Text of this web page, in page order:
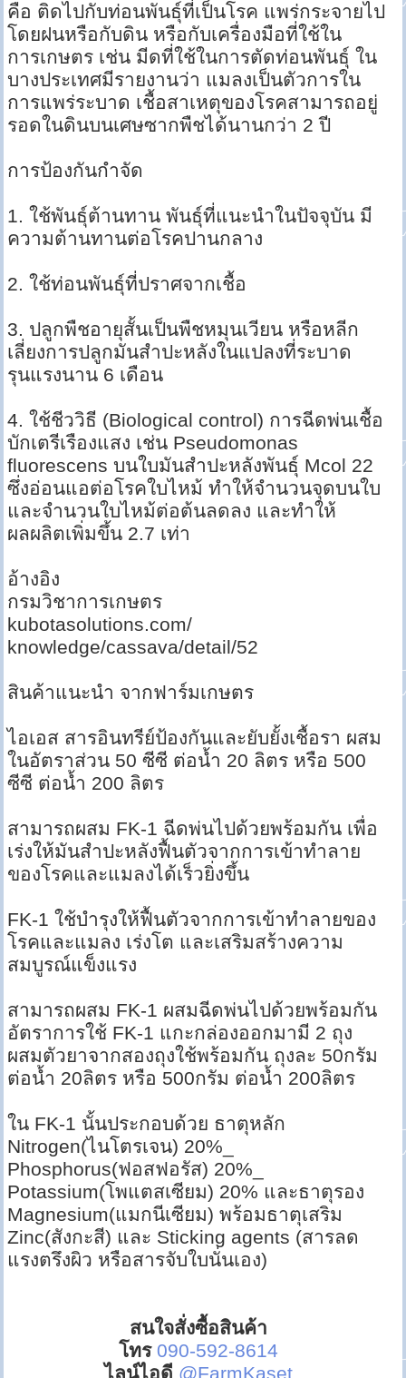
คือ ติดไปกับท่อนพันธุ์ที่เป็นโรค แพร่กระจายไป
โดยฝนหรือกับดิน หรือกับเครื่องมือที่ใช้ใน
การเกษตร เช่น มีดที่ใช้ในการตัดท่อนพันธุ์ ใน
บางประเทศมีรายงานว่า แมลงเป็นตัวการใน
การแพร่ระบาด เชื้อสาเหตุของโรคสามารถอยู่
รอดในดินบนเศษซากพืชได้นานกว่า 2 ปี
การป้องกันกำจัด
1. ใช้พันธุ์ต้านทาน พันธุ์ที่แนะนำในปัจจุบัน มี
ความต้านทานต่อโรคปานกลาง
2. ใช้ท่อนพันธุ์ที่ปราศจากเชื้อ
3. ปลูกพืชอายุสั้นเป็นพืชหมุนเวียน หรือหลีก
เลี่ยงการปลูกมันสำปะหลังในแปลงที่ระบาด
รุนแรงนาน 6 เดือน
4. ใช้ชีววิธี (Biological control) การฉีดพ่นเชื้อ
บักเตรีเรืองแสง เช่น Pseudomonas
fluorescens บนใบมันสำปะหลังพันธุ์ Mcol 22
ซึ่งอ่อนแอต่อโรคใบไหม้ ทำให้จำนวนจุดบนใบ
และจำนวนใบไหม้ต่อต้นลดลง และทำให้
ผลผลิตเพิ่มขึ้น 2.7 เท่า
อ้างอิง
กรมวิชาการเกษตร
kubotasolutions.com/
knowledge/cassava/detail/52
สินค้าแนะนำ จากฟาร์มเกษตร
ไอเอส สารอินทรีย์ป้องกันและยับยั้งเชื้อรา ผสม
ในอัตราส่วน 50 ซีซี ต่อน้ำ 20 ลิตร หรือ 500
ซีซี ต่อน้ำ 200 ลิตร
สามารถผสม FK-1 ฉีดพ่นไปด้วยพร้อมกัน เพื่อ
เร่งให้มันสำปะหลังฟื้นตัวจากการเข้าทำลาย
ของโรคและแมลงได้เร็วยิ่งขึ้น
FK-1 ใช้บำรุงให้ฟื้นตัวจากการเข้าทำลายของ
โรคและแมลง เร่งโต และเสริมสร้างความ
สมบูรณ์แข็งแรง
สามารถผสม FK-1 ผสมฉีดพ่นไปด้วยพร้อมกัน
อัตราการใช้ FK-1 แกะกล่องออกมามี 2 ถุง
ผสมตัวยาจากสองถุงใช้พร้อมกัน ถุงละ 50กรัม
ต่อน้ำ 20ลิตร หรือ 500กรัม ต่อน้ำ 200ลิตร
ใน FK-1 นั้นประกอบด้วย ธาตุหลัก
Nitrogen(ไนโตรเจน) 20%_
Phosphorus(ฟอสฟอรัส) 20%_
Potassium(โพแตสเซียม) 20% และธาตุรอง
Magnesium(แมกนีเซียม) พร้อมธาตุเสริม
Zinc(สังกะสี) และ Sticking ‎agents (สารลด
แรงตรึงผิว หรือสารจับใบนั่นเอง)
สนใจสั่งซื้อสินค้า
โทร 090-592-8614
ไลน์ไอดี @FarmKaset